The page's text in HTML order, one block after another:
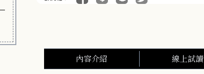
內容介紹 線上試讀